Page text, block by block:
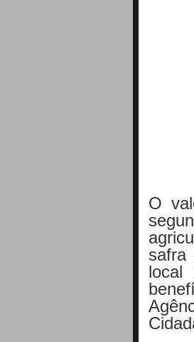
O
safra